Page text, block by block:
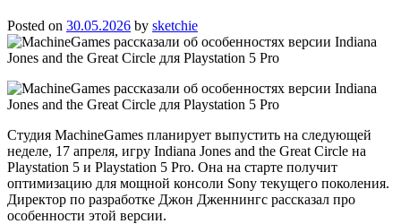
Posted on 30.05.2026 by sketchie
Студия MachineGames планирует выпустить на следующей
неделе, 17 апреля, игру Indiana Jones and the Great Circle на
Playstation 5 и Playstation 5 Pro. Она на старте получит
оптимизацию для мощной консоли Sony текущего поколения.
Директор по разработке Джон Дженнингс рассказал про
особенности этой версии.